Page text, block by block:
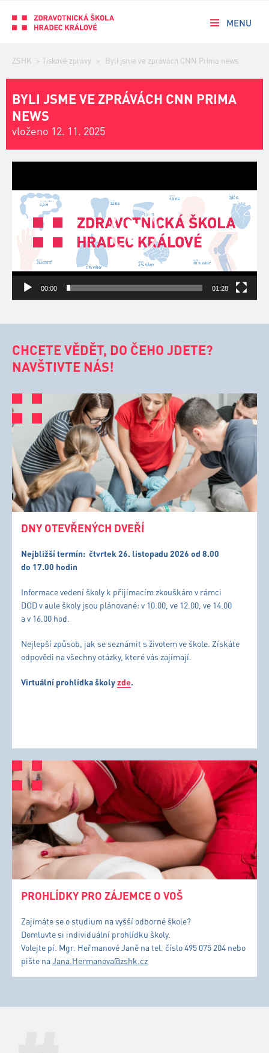
MENU
ZSHK > Tiskové zprávy > Byli jsme ve zprávách CNN Prima news
BYLI JSME VE ZPRÁVÁCH CNN PRIMA
NEWS
vloženo 12. 11. 2025
00:00 01:28
CHCETE VĚDĚT, DO ČEHO JDETE?
NAVŠTIVTE NÁS!
DNY OTEVŘENÝCH DVEŘÍ
Nejbližší termín: čtvrtek 26. listopadu 2026 od 8.00
do 17.00 hodin
Informace vedení školy k přijímacím zkouškám v rámci
DOD v aule školy jsou plánované: v 10.00, ve 12.00, ve 14.00
a v 16.00 hod.
Nejlepší způsob, jak se seznámit s životem ve škole. Získáte
odpovědi na všechny otázky, které vás zajímají.
Virtuální prohlídka školyzde.
PROHLÍDKY PRO ZÁJEMCE O VOŠ
Zajímáte se o studium na vyšší odborné škole?
Domluvte si individuální prohlídku školy.
Volejte pí. Mgr. Heřmanové Janě na tel. číslo 495 075 204 nebo
pište naJana.Hermanova@zshk.cz